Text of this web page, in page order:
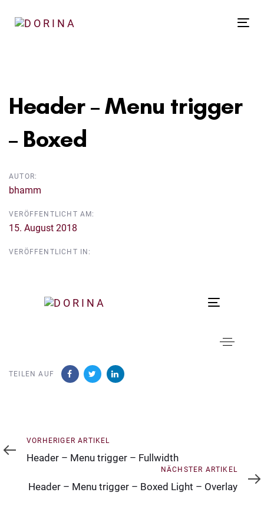
überspringen
primären
springen
Header – Menu trigger
– Boxed
AUTOR:
bhamm
VERÖFFENTLICHT AM:
15. August 2018
VERÖFFENTLICHT IN:
Toggle
TEILEN AUF
Vorheriger
Artikel
VORHERIGER ARTIKEL
Header – Menu trigger – Fullwidth
Artikel
NÄCHSTER ARTIKEL
Header – Menu trigger – Boxed Light – Overlay